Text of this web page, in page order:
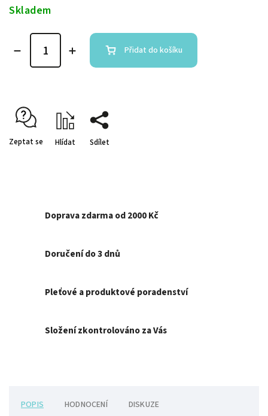
Skladem
Přidat do košíku
Zeptat se Hlídat Sdílet
Doprava zdarma od 2000 Kč
Doručení do 3 dnů
Pleťové a produktové poradenství
Složení zkontrolováno za Vás
POPIS HODNOCENÍ DISKUZE